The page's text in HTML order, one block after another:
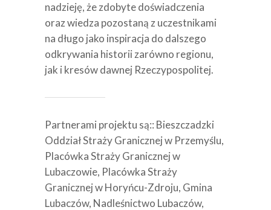
nadzieję, że zdobyte doświadczenia
oraz wiedza pozostaną z uczestnikami
na długo jako inspiracja do dalszego
odkrywania historii zarówno regionu,
jak i kresów dawnej Rzeczypospolitej.
Partnerami projektu są:: Bieszczadzki
Oddział Straży Granicznej w Przemyślu,
Placówka Straży Granicznej w
Lubaczowie, Placówka Straży
Granicznej w Horyńcu-Zdroju, Gmina
Lubaczów, Nadleśnictwo Lubaczów,